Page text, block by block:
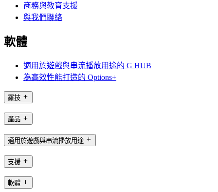
商務與教育支援
與我們聯絡
軟體
適用於遊戲與串流播放用途的 G HUB
為高效性能打造的 Options+
羅技
產品
適用於遊戲與串流播放用途
支援
軟體